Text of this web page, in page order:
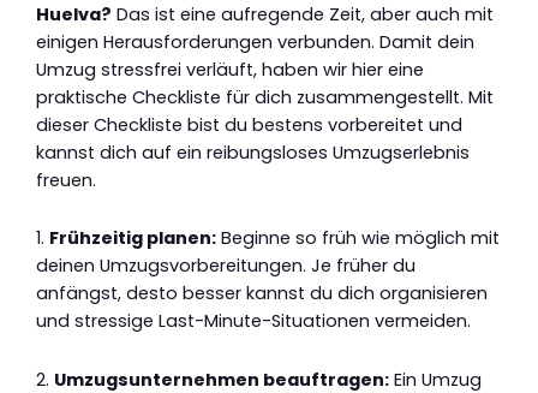
Huelva? Das ist eine aufregende Zeit, aber auch mit
einigen Herausforderungen verbunden. Damit dein
Umzug stressfrei verläuft, haben wir hier eine
praktische Checkliste für dich zusammengestellt. Mit
dieser Checkliste bist du bestens vorbereitet und
kannst dich auf ein reibungsloses Umzugserlebnis
freuen.
1. Frühzeitig planen: Beginne so früh wie möglich mit
deinen Umzugsvorbereitungen. Je früher du
anfängst, desto besser kannst du dich organisieren
und stressige Last-Minute-Situationen vermeiden.
2. Umzugsunternehmen beauftragen: Ein Umzug